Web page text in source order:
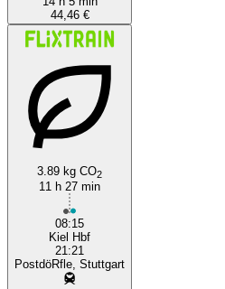
44,46 €
3.89 kg CO2
11 h 27 min
08:15
Kiel Hbf
21:21
PostdöRfle, Stuttgart